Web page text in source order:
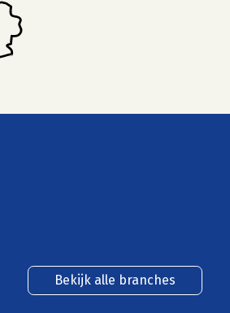
Bekijk alle branches